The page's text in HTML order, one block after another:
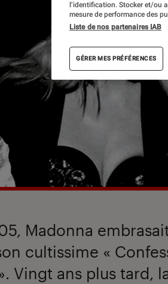
Madonna
cultissime «
Vingt ans plus tard,
l’identification. Stocker et/ou
mesure de performance des
Liste de nos partenaires IAB
GÉRER MES PRÉFÉRENCES